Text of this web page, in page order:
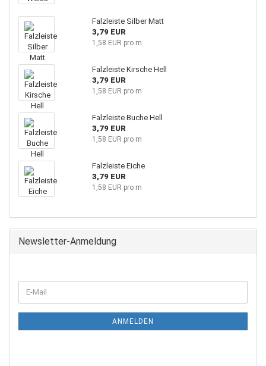
Falzleiste Silber Matt
3,79 EUR
1,58 EUR pro m
Falzleiste Kirsche Hell
3,79 EUR
1,58 EUR pro m
Falzleiste Buche Hell
3,79 EUR
1,58 EUR pro m
Falzleiste Eiche
3,79 EUR
1,58 EUR pro m
Newsletter-Anmeldung
E-
Mail
ANMELDEN